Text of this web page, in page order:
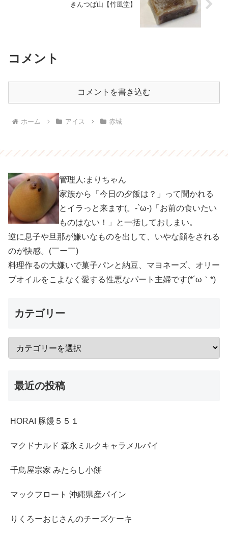
きんつば山【竹風堂】
コメント
コメントを書き込む
ホーム アイス 赤城
管理人:まりちゃん
家族から「今日の夕飯は？」って聞かれる
とイラっと来ます(。-`ω-)「お前の食いたい
ものはない！」と一括しておしまい。
逆に息子や旦那が嫌いなものを出して、いやな顔をされる
のが快感。(￣ー￣)
料理作るの大嫌いで菓子パンと納豆、マヨネーズ、オリー
ブオイルをこよなく愛する性悪なパート主婦です(*´ω｀*)
カテゴリー
最近の投稿
HORAI 豚饅５５１
マクドナルド 森永ミルクキャラメルパイ
千鳥屋宗家 みたらし小餅
マックフロート 沖縄県産パイン
りくろーおじさんのチーズケーキ